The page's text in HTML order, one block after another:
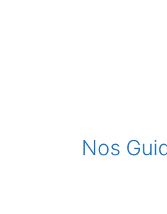
Nos